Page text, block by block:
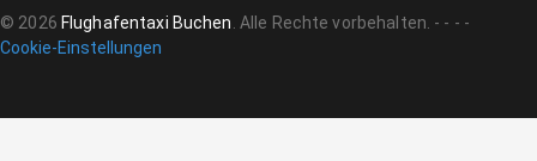
© 2026 Flughafentaxi Buchen. Alle Rechte vorbehalten. - - - -
Cookie-Einstellungen